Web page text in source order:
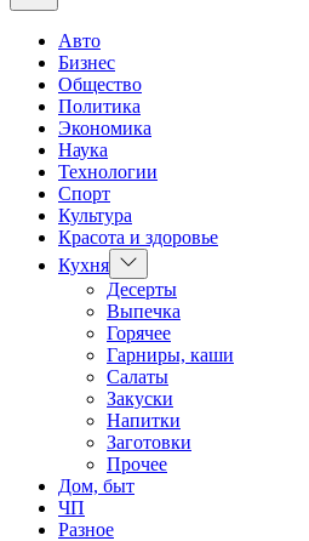
Авто
Бизнес
Общество
Политика
Экономика
Наука
Технологии
Спорт
Культура
Красота и здоровье
Кухня Показать
подменю
Десерты
Выпечка
Горячее
Гарниры, каши
Салаты
Закуски
Напитки
Заготовки
Прочее
Дом, быт
ЧП
Разное